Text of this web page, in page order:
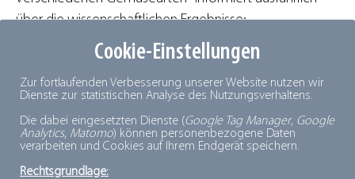
Cookie-Einstellungen
Zur fortlaufenden Verbesserung unserer Website nutzen wir
Dienste zur statistischen Analyse des Nutzungsverhaltens.
Die dabei eingesetzten Dienste (Google Tag Manager, Google
Analytics, Matomo) können personenbezogene Daten
verarbeiten und Cookies auf Ihrem Endgerät speichern.
Rechtsgrundlage:
über die wissenschaftlichen Ergebnisse: